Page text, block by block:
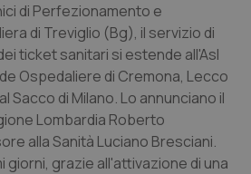
di Perfezionamento e
di Treviglio (Bg), il servizio di
ticket sanitari si estende all'Asl
Ospedaliere di Cremona, Lecco
Sacco di Milano. Lo annunciano il
Lombardia Roberto
alla Sanità Luciano Bresciani.
giorni, grazie all'attivazione di una